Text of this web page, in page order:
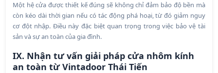
Một hệ cửa được thiết kế đúng sẽ không chỉ đảm bảo độ bền mà
còn kéo dài thời gian nếu có tác động phá hoại, từ đó giảm nguy
cơ đột nhập. Điều này đặc biệt quan trọng trong việc bảo vệ tài
sản và sự an toàn của gia đình.
IX. Nhận tư vấn giải pháp cửa nhôm kính
an toàn từ Vintadoor Thái Tiến